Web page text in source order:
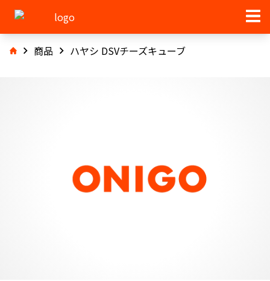
商品 ハヤシ DSVチーズキューブ